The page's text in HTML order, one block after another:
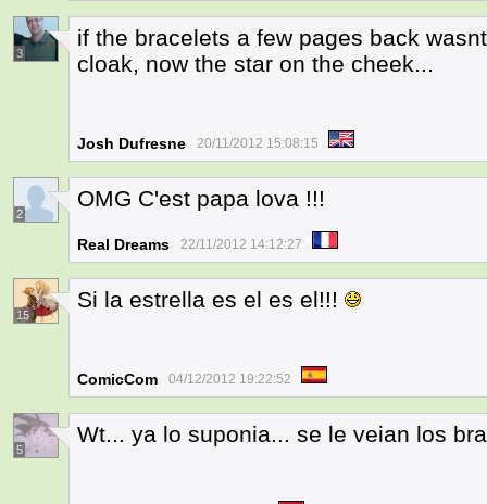
3
if the bracelets a few pages back
cloak, now the star on the cheek...
Josh Dufresne 20/11/2012 15:08:15
2
OMG C'est papa lova !!!
Real Dreams 22/11/2012 14:12:27
15
Si la estrella es el es el!!!
ComicCom 04/12/2012 19:22:52
5
Wt... ya lo suponia... se le veian los